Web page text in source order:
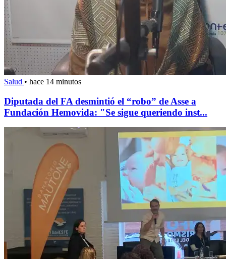
Salud • hace 14 minutos
Diputada del FA desmintió el “robo” de Asse a
Fundación Hemovida: "Se sigue queriendo inst...